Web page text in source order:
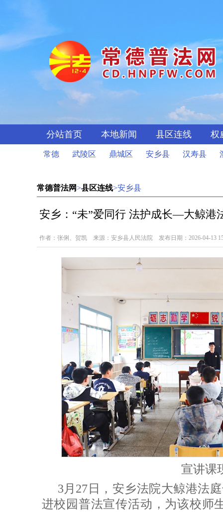
分站首页 本地新闻 县区连线 权
常德 武陵区 鼎城区 安乡县 汉寿县
常德普法网>县区连线>安乡县
安乡：“未”爱同行 法护成长—大鲸港
作者：张俐、贺凯 来源：安乡县人民法院 发布日期：2026-04-13
宣讲课
3月27日，安乡法院大鲸港法
进校园普法宣传活动，为该校师